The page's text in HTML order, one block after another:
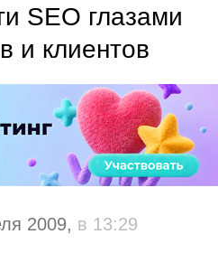
SEO глазами
и клиентов
2009, в 13:29